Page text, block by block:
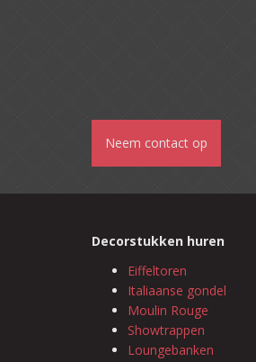
Neem contact op
Decorstukken huren
Eiffeltoren
Italiaanse gondel
Moulin Rouge
Showtrappen
Loungebanken